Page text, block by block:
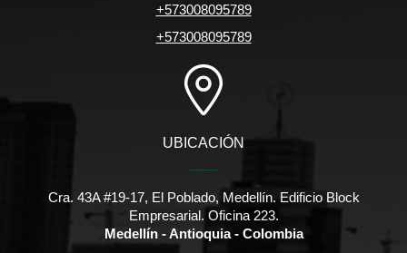
+573008095789
+573008095789
UBICACIÓN
Cra. 43A #19-17, El Poblado, Medellín. Edificio Block
Empresarial. Oficina 223.
Medellín - Antioquia - Colombia